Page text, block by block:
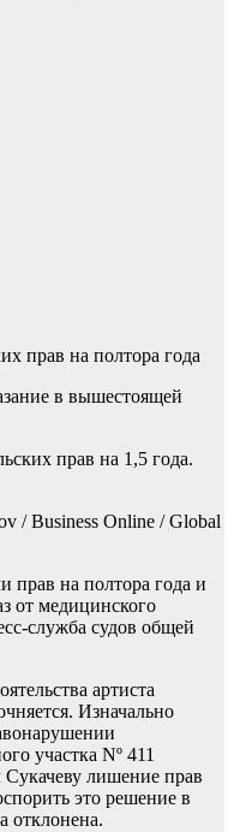
прав на полтора года
в вышестоящей
/ Business Online / Global
прав на полтора года и
от медицинского
служба судов общей
артиста
Изначально
участка Nº 411
лишение прав
это решение в
отклонена.